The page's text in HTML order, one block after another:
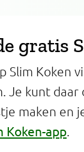
gratis
Slim Koken
Je kunt daar
maken en
Koken-app